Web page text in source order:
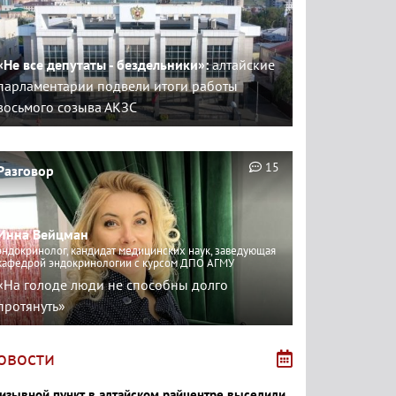
все депутаты - бездельники»:алтайские
подвели итоги работы
созыва АКЗС
Вейцман
кандидат медицинских наук, заведующая
эндокринологии с курсом ДПО АГМУ
голоде люди не способны долго
15